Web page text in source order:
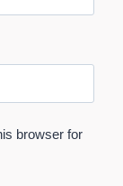
browser for